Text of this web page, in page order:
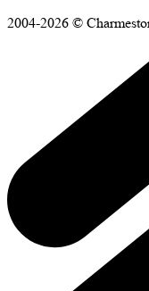
2004-2026 ©